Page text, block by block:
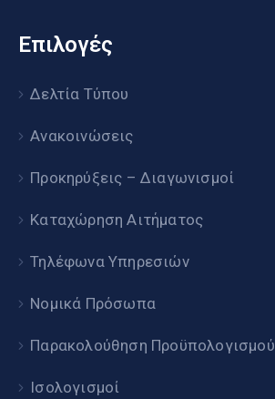
Επιλογές
Δελτία Τύπου
Ανακοινώσεις
Προκηρύξεις – Διαγωνισμοί
Καταχώρηση Αιτήματος
Τηλέφωνα Υπηρεσιών
Νομικά Πρόσωπα
Παρακολούθηση Προϋπολογισμού
Ισολογισμοί